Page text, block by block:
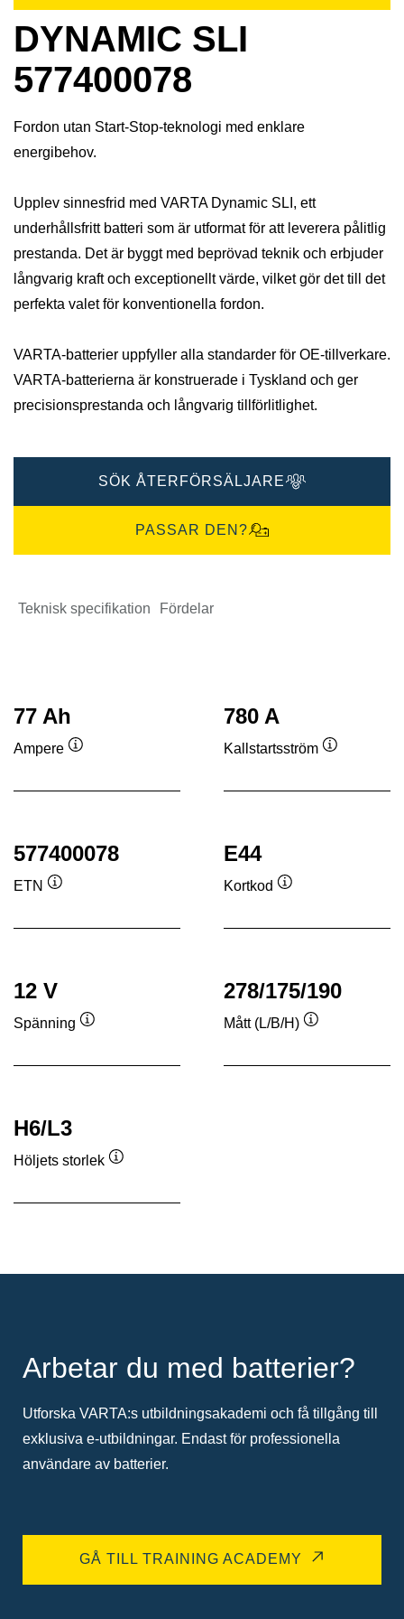
DYNAMIC SLI
577400078
Fordon utan Start-Stop-teknologi med enklare
energibehov.
Upplev sinnesfrid med VARTA Dynamic SLI, ett
underhållsfritt batteri som är utformat för att leverera pålitlig
prestanda. Det är byggt med beprövad teknik och erbjuder
långvarig kraft och exceptionellt värde, vilket gör det till det
perfekta valet för konventionella fordon.
VARTA-batterier uppfyller alla standarder för OE-tillverkare.
VARTA-batterierna är konstruerade i Tyskland och ger
precisionsprestanda och långvarig tillförlitlighet.
SÖK ÅTERFÖRSÄLJARE
PASSAR DEN?
Teknisk specifikation Fördelar
77 Ah
Ampere
780 A
Kallstartsström
577400078
ETN
E44
Kortkod
12 V
Spänning
278/175/190
Mått (L/B/H)
H6/L3
Höljets storlek
Arbetar du med batterier?
Utforska VARTA:s utbildningsakademi och få tillgång till
exklusiva e-utbildningar. Endast för professionella
användare av batterier.
GÅ TILL TRAINING ACADEMY